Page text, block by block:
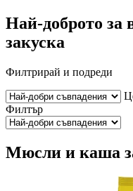
Най-доброто за
закуска
Филтрирай и подреди
Филтър
Мюсли и каша